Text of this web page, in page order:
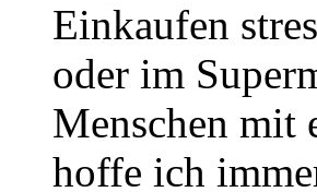
Einkaufen
oder im
Menschen mit
hoffe ich